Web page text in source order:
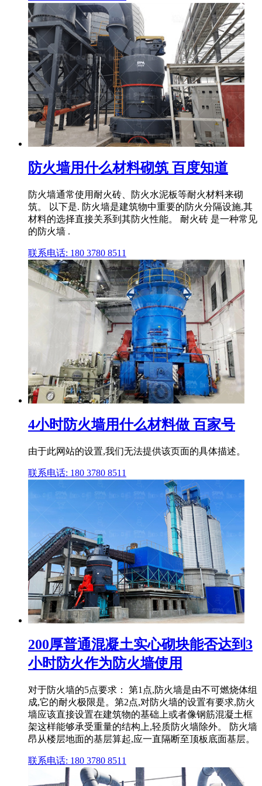
防火墙用什么材料砌筑 百度知道
防火墙通常使用耐火砖、防火水泥板等耐火材料来砌
筑。 以下是. 防火墙是建筑物中重要的防火分隔设施,其
材料的选择直接关系到其防火性能。 耐火砖 是一种常见
的防火墙 .
联系电话: 180 3780 8511
4小时防火墙用什么材料做 百家号
由于此网站的设置,我们无法提供该页面的具体描述。
联系电话: 180 3780 8511
200厚普通混凝土实心砌块能否达到3
小时防火作为防火墙使用
对于防火墙的5点要求： 第1点,防火墙是由不可燃烧体组
成,它的耐火极限是。第2点,对防火墙的设置有要求,防火
墙应该直接设置在建筑物的基础上或者像钢筋混凝土框
架这样能够承受重量的结构上,轻质防火墙除外。 防火墙
昂从楼层地面的基层算起,应一直隔断至顶板底面基层。
联系电话: 180 3780 8511